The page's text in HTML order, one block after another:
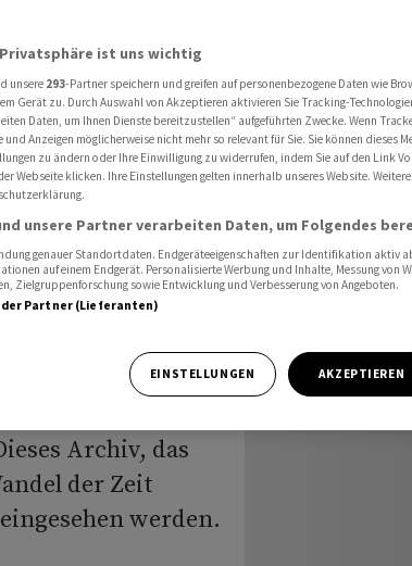
als Gedächtnis
hat die
Archiv, das
der Zeit
werden.
ist uns wichtig
unsere 293-Partner speichern und greifen auf personenbezogene Daten wie
Gerät zu. Durch Auswahl von Akzeptieren aktivieren Sie Tracking-
Daten, um Ihnen Dienste bereitzustellen“ aufgeführten Zwecke. Wenn
und Anzeigen möglicherweise nicht mehr so relevant für Sie. Sie können dieses
zu ändern oder Ihre Einwilligung zu widerrufen, indem Sie auf den Link
Webseite klicken. Ihre Einstellungen gelten innerhalb unseres Website.
unsere Partner verarbeiten Daten, um Folgendes
genauer Standortdaten. Endgeräteeigenschaften zur Identifikation aktiv
auf einem Endgerät. Personalisierte Werbung und Inhalte, Messung von
Zielgruppenforschung sowie Entwicklung und Verbesserung von Angeboten.
Partner (Lieferanten)
EINSTELLUNGEN AKZEPTIEREN